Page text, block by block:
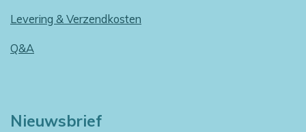
Levering & Verzendkosten
Q&A
Nieuwsbrief